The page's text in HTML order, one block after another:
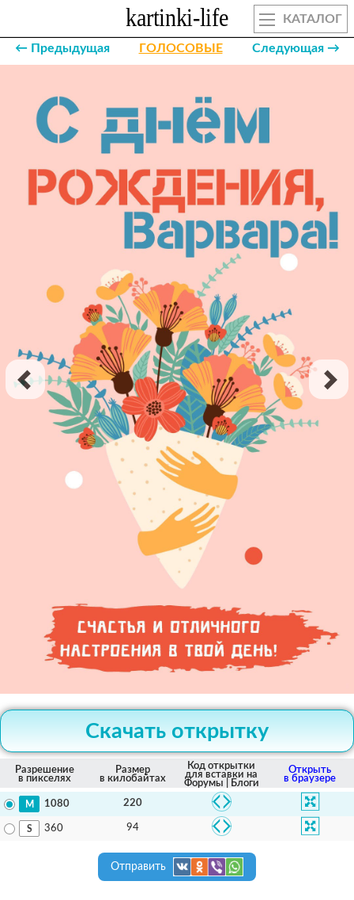
КАТАЛОГ
← Предыдущая ГОЛОСОВЫЕ Следующая →
Скачать открытку
Разрешение
в пикселях
Размер
в килобайтах
Код открытки
для вставки на
Форумы | Блоги
Открыть
в браузере
1080 220
360 94
Отправить